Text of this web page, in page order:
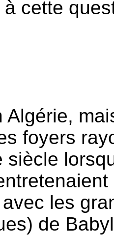
cette
Algérie,
foyers
siècle
les
de